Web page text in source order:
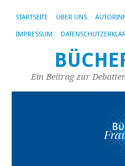
STARTSEITE ÜBER UNS
IMPRESSUM
Ein Beitrag zur